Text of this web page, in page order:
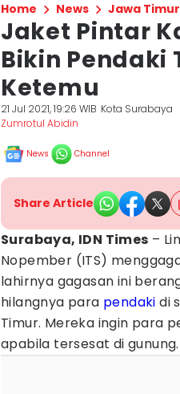
Home News Jawa Timur
Jaket Pintar
Bikin Pendaki
Ketemu
21 Jul 2021, 19:26 WIB Kota Surabaya
Zumrotul Abidin
News Channel
Share Article
Surabaya, IDN Times –
Nopember (ITS)
lahirnya gagasan ini
hilangnya para pendaki di
Timur. Mereka ingin para
apabila tersesat di gunung.